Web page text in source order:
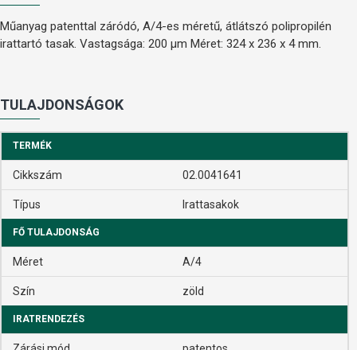
Műanyag patenttal záródó, A/4-es méretű, átlátszó polipropilén
irattartó tasak. Vastagsága: 200 µm Méret: 324 x 236 x 4 mm.
TULAJDONSÁGOK
TERMÉK
Cikkszám 02.0041641
Típus Irattasakok
FŐ TULAJDONSÁG
Méret A/4
Szín zöld
IRATRENDEZÉS